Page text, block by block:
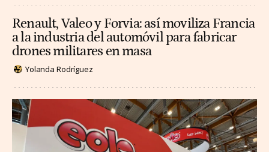
Renault, Valeo y Forvia: así moviliza Francia
a la industria del automóvil para fabricar
drones militares en masa
Yolanda Rodríguez